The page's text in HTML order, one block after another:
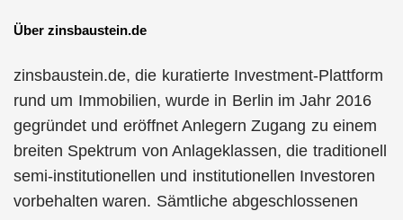
Über zinsbaustein.de
zinsbaustein.de, die kuratierte Investment-Plattform
rund um Immobilien, wurde in Berlin im Jahr 2016
gegründet und eröffnet Anlegern Zugang zu einem
breiten Spektrum von Anlageklassen, die traditionell
semi-institutionellen und institutionellen Investoren
vorbehalten waren. Sämtliche abgeschlossenen